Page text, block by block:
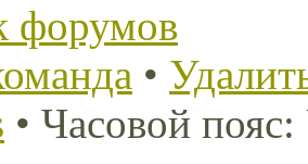
форумов
•
• Часовой